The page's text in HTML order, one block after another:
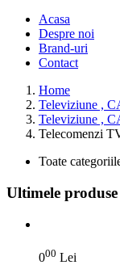
Acasa
Despre noi
Brand-uri
Contact
Home
Televiziune ,
Televiziune ,
Telecomenzi
Toate
Ultimele produse
000 Lei